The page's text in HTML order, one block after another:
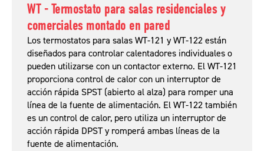
WT - Termostato para salas residenciales y
comerciales montado en pared
Los termostatos para salas WT-121 y WT-122 están
diseñados para controlar calentadores individuales o
pueden utilizarse con un contactor externo. El WT-121
proporciona control de calor con un interruptor de
acción rápida SPST (abierto al alza) para romper una
línea de la fuente de alimentación. El WT-122 también
es un control de calor, pero utiliza un interruptor de
acción rápida DPST y romperá ambas líneas de la
fuente de alimentación.